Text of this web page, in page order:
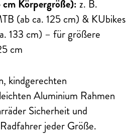
Körpergröße): z. B.
(ab ca. 125 cm) & KUbikes
133 cm) – für größere
cm
kindgerechten
Aluminium Rahmen
Sicherheit und
jeder Größe.